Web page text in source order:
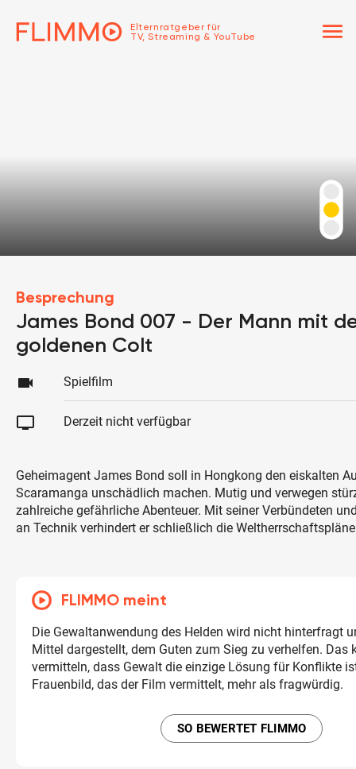
Elternratgeber für
TV, Streaming & YouTube
menu
Besprechung
James Bond 007 - Der Mann mit
goldenen Colt
videocam Spielfilm
tv Derzeit nicht verfügbar
Geheimagent James Bond soll in Hongkong den eiskalten
Scaramanga unschädlich machen. Mutig und verwegen
zahlreiche gefährliche Abenteuer. Mit seiner Verbündeten
an Technik verhindert er schließlich die
FLIMMO meint
Die Gewaltanwendung des Helden wird nicht hinterfragt
Mittel dargestellt, dem Guten zum Sieg zu verhelfen. Das
vermitteln, dass Gewalt die einzige Lösung für Konflikte
Frauenbild, das der Film vermittelt, mehr als fragwürdig.
SO BEWERTET FLIMMO